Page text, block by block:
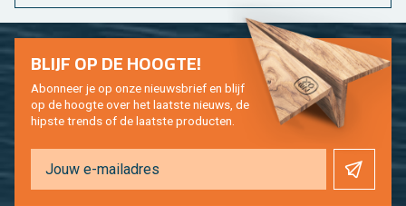
BLIJF OP DE HOOG­TE!
Abon­neer je op onze nieuws­brief en blijf
op de hoog­te over het laat­ste nieuws, de
hip­s­te trends of de laat­ste pro­duc­ten.